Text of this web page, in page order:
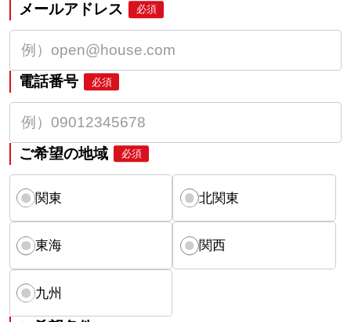
メールアドレス 必須
電話番号 必須
ご希望の地域 必須
関東 北関東
東海 関西
九州